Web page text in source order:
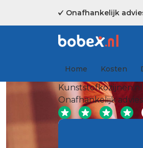
Onafhankelijk
Home Kosten
Kunststofkozijnen.nl
Onafhankelijk